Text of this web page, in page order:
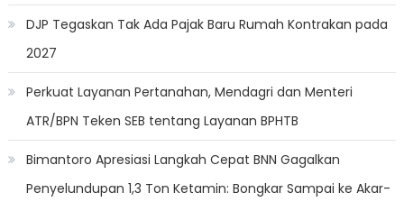
DJP Tegaskan Tak Ada Pajak Baru Rumah Kontrakan pada
2027
Perkuat Layanan Pertanahan, Mendagri dan Menteri
ATR/BPN Teken SEB tentang Layanan BPHTB
Bimantoro Apresiasi Langkah Cepat BNN Gagalkan
Penyelundupan 1,3 Ton Ketamin: Bongkar Sampai ke Akar-